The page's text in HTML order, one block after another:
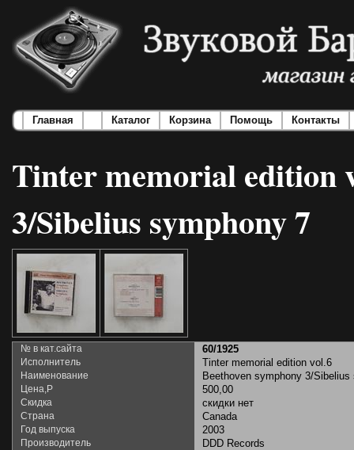
Главная Каталог Корзина Помощь Контакты
Tinter memorial edition
3/Sibelius symphony 7
№ в кат.сайта 60/1925
Исполнитель Tinter memorial edition vol.6
Наименование Beethoven symphony 3/Sibelius
Цена,Р 500,00
Скидка скидки нет
Страна Canada
Год выпуска 2003
Производитель DDD Records